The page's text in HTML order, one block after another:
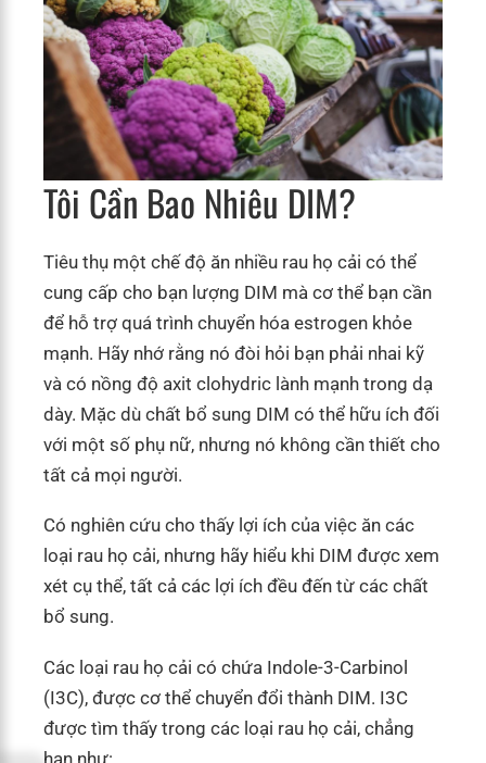
Tôi Cần Bao Nhiêu DIM?
Tiêu thụ một chế độ ăn nhiều rau họ cải có thể
cung cấp cho bạn lượng DIM mà cơ thể bạn cần
để hỗ trợ quá trình chuyển hóa estrogen khỏe
mạnh. Hãy nhớ rằng nó đòi hỏi bạn phải nhai kỹ
và có nồng độ axit clohydric lành mạnh trong dạ
dày. Mặc dù chất bổ sung DIM có thể hữu ích đối
với một số phụ nữ, nhưng nó không cần thiết cho
tất cả mọi người.
Có nghiên cứu cho thấy lợi ích của việc ăn các
loại rau họ cải, nhưng hãy hiểu khi DIM được xem
xét cụ thể, tất cả các lợi ích đều đến từ các chất
bổ sung.
Các loại rau họ cải có chứa Indole-3-Carbinol
(I3C), được cơ thể chuyển đổi thành DIM. I3C
được tìm thấy trong các loại rau họ cải, chẳng
hạn như: